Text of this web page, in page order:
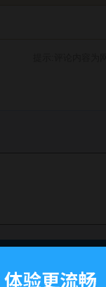
此页面最后修订：